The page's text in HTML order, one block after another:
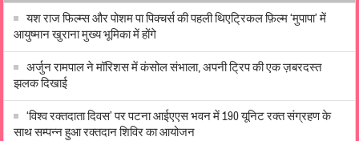
यश राज फिल्म्स और पोशम पा पिक्चर्स की पहली थिएट्रिकल फ़िल्म ‘मुपापा’ में
आयुष्मान खुराना मुख्य भूमिका में होंगे
अर्जुन रामपाल ने मॉरिशस में कंसोल संभाला, अपनी ट्रिप की एक ज़बरदस्त
झलक दिखाई
‘विश्व रक्तदाता दिवस’ पर पटना आईएएस भवन में 190 यूनिट रक्त संग्रहण के
साथ सम्पन्न हुआ रक्तदान शिविर का आयोजन